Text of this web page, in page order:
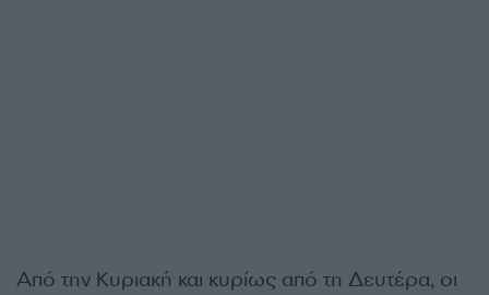
Από την Κυριακή και κυρίως από τη Δευτέρα, οι